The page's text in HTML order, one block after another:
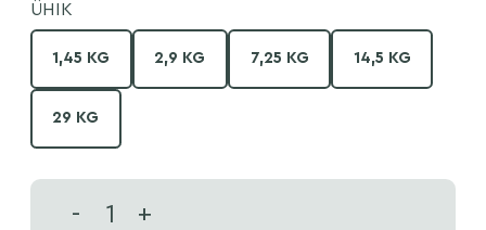
ÜHIK
1,45 KG 2,9 KG 7,25 KG 14,5 KG
29 KG
- +